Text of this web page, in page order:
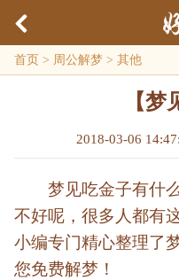
首页 > 周公解梦 > 其他
【梦
2018-03-06
梦见吃金子有什
不好呢，很多人都有
小编专门精心整理了
您免费解梦！